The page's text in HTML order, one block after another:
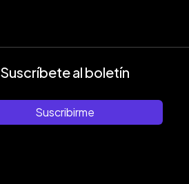
Suscríbete al boletín
Suscribirme